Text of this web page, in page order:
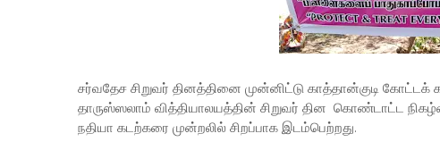
சர்வதேச சிறுவர் தினத்தினை முன்னிட்டு காத்தான்குடி கோட்டக்
தாருஸ்ஸலாம் வித்தியாலயத்தின் சிறுவர் தின கொண்டாட்ட
நதியா கடற்கரை முன்றலில் சிறப்பாக இடம்பெற்றது.